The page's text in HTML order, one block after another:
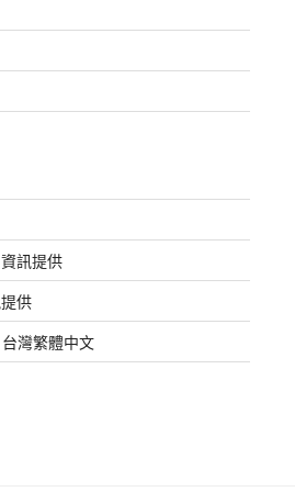
訊提供
供
灣繁體中文